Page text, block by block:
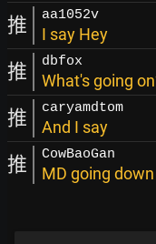
推 aa1052v
I say Hey
推 dbfox
What's going
推 caryamdtom
And I say
推 CowBaoGan
MD going down